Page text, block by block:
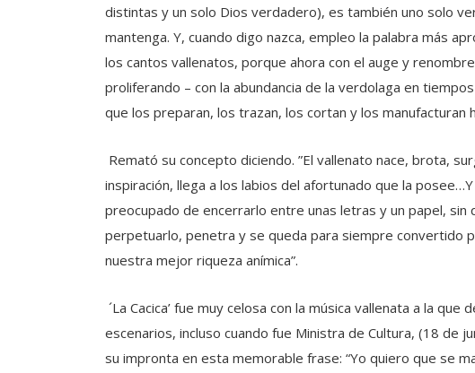
distintas y un solo Dios verdadero), es también uno solo
mantenga. Y, cuando digo nazca, empleo la palabra más
los cantos vallenatos, porque ahora con el auge y
proliferando – con la abundancia de la verdolaga en
que los preparan, los trazan, los cortan y los manufacturan
Remató su concepto diciendo. ”El vallenato nace, brota,
inspiración, llega a los labios del afortunado que la
preocupado de encerrarlo entre unas letras y un papel,
perpetuarlo, penetra y se queda para siempre convertido
nuestra mejor riqueza anímica”.
´La Cacica’ fue muy celosa con la música vallenata a la
escenarios, incluso cuando fue Ministra de Cultura, (18 de
su impronta en esta memorable frase: “Yo quiero que se